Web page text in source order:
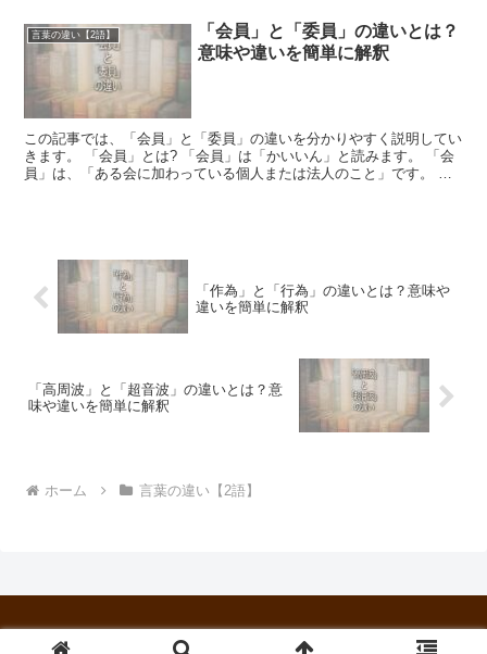
言葉の違い【2語】
「会員」と「委員」の違いとは？
意味や違いを簡単に解釈
この記事では、「会員」と「委員」の違いを分かりやすく説明してい
きます。 「会員」とは? 「会員」は「かいいん」と読みます。 「会
員」は、「ある会に加わっている個人または法人のこと」です。 あ
「作為」と「行為」の違いとは？意味や
違いを簡単に解釈
「高周波」と「超音波」の違いとは？意
味や違いを簡単に解釈
ホーム 言葉の違い【2語】